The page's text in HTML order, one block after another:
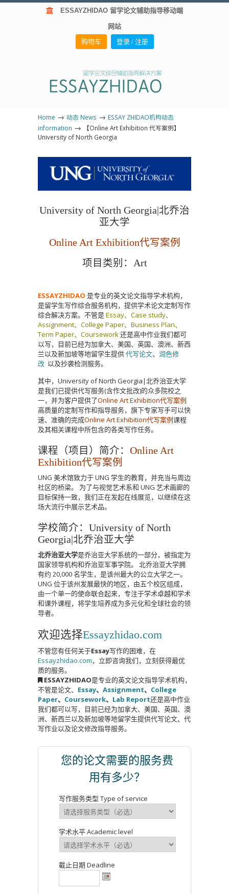
ESSAYZHIDAO 留学论文辅助指导移动端
网站
购物车 登录 / 注册
Home → 动态 News → ESSAY ZHIDAO机构动态
information →
【Online Art Exhibition 代写案例】
University of North Georgia
University of North Georgia| 北乔治
亚大学
Online Art Exhibition代写案例
项目类别：Art
ESSAYZHIDAO 是专业的英文论文指导学术机构，
是留学生写作综合服务机构，提供学术论文定制写作
综合解决方案。不管是Essay、Case study、
Assignment、College Paper、Business Plan、
Term Paper、Coursework还是高中作业我们都可
以写，目前已经为加拿大、美国、英国、澳洲、新西
兰以及新加坡等地留学生提供代写论文、 润色修
改 以及抄袭检测服务。
其中，University of North Georgia|北乔治亚大学
是我们已提供代写服务(含作文批改)的众多院校之
一，并为客户提供了Online Art Exhibition代写案例
高质量的定制写作和指导服务，旗下专家写手可以快
速、准确的完成Online Art Exhibition代写案例课程
及其相关课程中所包含的各类写作任务。
课程（项目）简介： Online Art
Exhibition代写案例
UNG 美术馆致力于 UNG 学生的教育，并充当与周边
社区的桥梁。
为了与视觉艺术系和 UNG 艺术画廊的
目标保持一致，我们正在发起在线展览，以继续在这
场大流行中展示艺术品。
学校简介：University of North
Georgia| 北乔治亚大学
北乔治亚大学是乔治亚大学系统的一部分，被指定为
国家领导机构和乔治亚军事学院。
北乔治亚大学拥
有约 20,000 名学生，是该州最大的公立大学之一。
UNG 位于该州发展最快的地区，由五个校区组成，
由一个单一的使命联合起来，专注于学术卓越和学术
和课外课程，将学生培养成为多元化和全球社会的领
导者。
欢迎选择Essayzhidao.com
不管您有任何关于Essay写作的困难，在
Essayzhidao.com，立即咨询我们，立刻获得最优
质的服务。
ESSAYZHIDAO是专业的英文论文指导学术机构，
不管是论文、 Essay、 Assignment、 College
Paper、 Coursework、 Lab Report还是高中作业
我们都可以写，目前已经为加拿大、美国、英国、澳
洲、新西兰以及新加坡等地留学生提供代写论文、代
写作业以及论文修改指导服务。
您的论文需要的服务费
用有多少？
写作服务类型 Type of service
学术水平 Academic level
截止日期 Deadline